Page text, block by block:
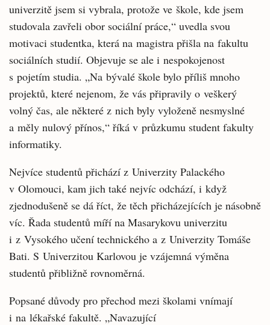
univerzitě jsem si vybrala, protože ve škole, kde jsem
studovala zavřeli obor sociální práce,“ uvedla svou
motivaci studentka, která na magistra přišla na fakultu
sociálních studií. Objevuje se ale i nespokojenost
s pojetím studia. „Na bývalé škole bylo příliš mnoho
projektů, které nejenom, že vás připravily o veškerý
volný čas, ale některé z nich byly vyloženě nesmyslné
a měly nulový přínos,“ říká v průzkumu student fakulty
informatiky.
Nejvíce studentů přichází z Univerzity Palackého
v Olomouci, kam jich také nejvíc odchází, i když
zjednodušeně se dá říct, že těch přicházejících je násobně
víc. Řada studentů míří na Masarykovu univerzitu
i z Vysokého učení technického a z Univerzity Tomáše
Bati. S Univerzitou Karlovou je vzájemná výměna
studentů přibližně rovnoměrná.
Popsané důvody pro přechod mezi školami vnímají
i na lékařské fakultě. „Navazující